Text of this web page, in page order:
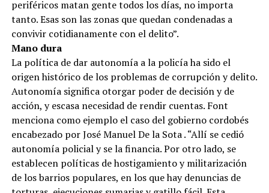
periféricos matan gente todos los días, no importa
tanto. Esas son las zonas que quedan condenadas a
convivir cotidianamente con el delito”.
Mano dura
La política de dar autonomía a la policía ha sido el
origen histórico de los problemas de corrupción y delito.
Autonomía significa otorgar poder de decisión y de
acción, y escasa necesidad de rendir cuentas. Font
menciona como ejemplo el caso del gobierno cordobés
encabezado por José Manuel De la Sota . “Allí se cedió
autonomía policial y se la financia. Por otro lado, se
establecen políticas de hostigamiento y militarización
de los barrios populares, en los que hay denuncias de